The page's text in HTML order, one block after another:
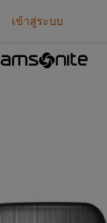
เข้าสู่ระบบ